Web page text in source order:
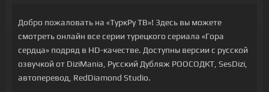
Добро пожаловать на «ТуркРу ТВ»! Здесь вы можете
смотреть онлайн все серии турецкого сериала «Гора
сердца» подряд в HD-качестве. Доступны версии с русской
озвучкой от DiziMania, Русский Дубляж РООСОДКТ, SesDizi,
автоперевод, RedDiamond Studio.